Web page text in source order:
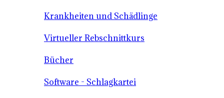
Krankheiten und Schädlinge
Virtueller Rebschnittkurs
Bücher
Software - Schlagkartei